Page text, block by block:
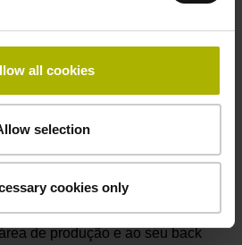
all cookies
selection
cookies only
da HEIDENHAIN proporcionam
de produção e ao seu back